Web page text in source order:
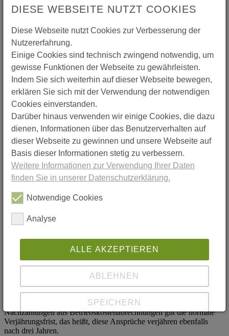
Auch Ansprüche auf Rückzahlung der Mietkaution verjähren nach
Mietvertrages und Ablauf der dem Vermieter im Zweifel
zuzubilligenden sechsmonatigen Abrechnungsfrist. So wird
gerechnet:
Ende des Mietverhältnisses 31. Oktober 2016
Rückzahlungsansprüche 6 Monate später fällig 30. April 2017
Verjährungsbeginn Ende des Jahres 31. Dezember 2017
Verjährung des Mieteranspruchs 31. Dezember 2020
Der DMB Hannover e.V. rät allen Mietern, denen die Verjährung
von Ansprüchen droht, jetzt kurzfristig den örtlichen Mieterverein
aufzusuchen. Dann kann beispielsweise ein Mahnbescheid erwirkt
werden, um zu verhindern, dass der Anspruch Ende des Jahres
verjährt und nicht mehr vor Gericht durchgesetzt werden kann.
Neben der regulären dreijährigen Verjährungsfrist gibt es aber auch
kürzere Kündigungsfristen. Hat der Mieter zu Unrecht, aufgrund
Schönheitsreparaturen durchgeführt oder bezahlt, hat er gegenüber
dem Vermieter einen Rückforderungs- oder Erstattungsanspruch.
Der verjährt aber schon 6 Monate nach Beendigung des
Mietverhältnisses. Dagegen verjähren Mieteransprüche auf
Mängelbeseitigung während der Mietzeit überhaupt nicht (BGH
VIII ZR 104/09).
Auch für Ansprüche des Vermieters auf Mietzahlungen oder
Nachzahlungen aus Betriebskostenabrechnungen gilt die normale
Verjährungsfrist, das heißt, diese Ansprüche verjähren ebenfalls
nach drei Jahren.
DIESE WEBSEITE NUTZT COOKIES
Diese Webseite nutzt Cookies zur Verbesserung der
Nutzererfahrung.
Einige Cookies sind technisch zwingend notwendig, um
gewisse Funktionen der Webseite zu gewährleisten.
Indem Sie sich weiterhin auf dieser Webseite bewegen,
erklären Sie sich mit der Verwendung der notwendigen
Cookies einverstanden.
Darüber hinaus verwenden wir einige Cookies, die dazu
dienen, Informationen über das Benutzerverhalten auf
dieser Webseite zu gewinnen und unsere Webseite auf
Basis dieser Informationen stetig zu verbessern.
Weitere Informationen zur Verwendung Ihrer Daten
finden Sie in unserer Datenschutzerklärung.
Notwendige Cookies
Analyse
ALLE AKZEPTIEREN
ABLEHNEN
SPEICHERN